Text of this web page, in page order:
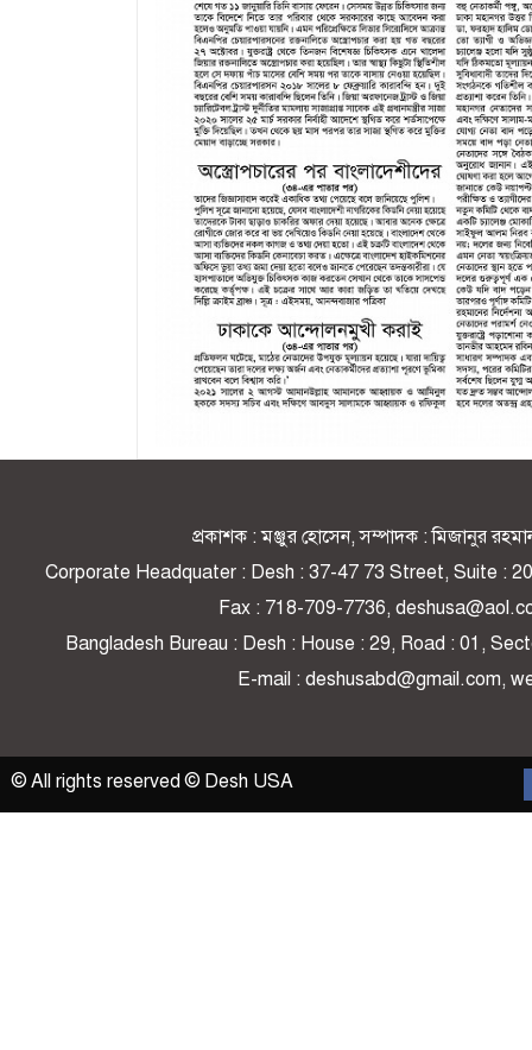
প্রকাশক : মঞ্জুর হোসেন, সম্পাদক : মিজানুর
Corporate Headquater : Desh : 37-47 73 Street, Suite :
Fax : 718-709-7736,
Bangladesh Bureau : Desh : House : 29, Road : 01,
E-mail : deshusabd@gmail.com,
© All rights reserved © Desh USA